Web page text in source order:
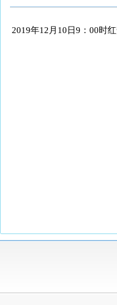
2019年12 月 10日9 ： 00时